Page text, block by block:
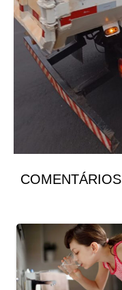
COMENTÁRIOS